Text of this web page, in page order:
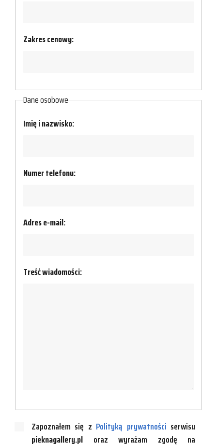
Zakres cenowy:
Dane osobowe
Imię i nazwisko:
Numer telefonu:
Adres e-mail:
Treść wiadomości:
Zapoznałem się z Polityką prywatności serwisu
pieknagallery.pl oraz wyrażam zgodę na